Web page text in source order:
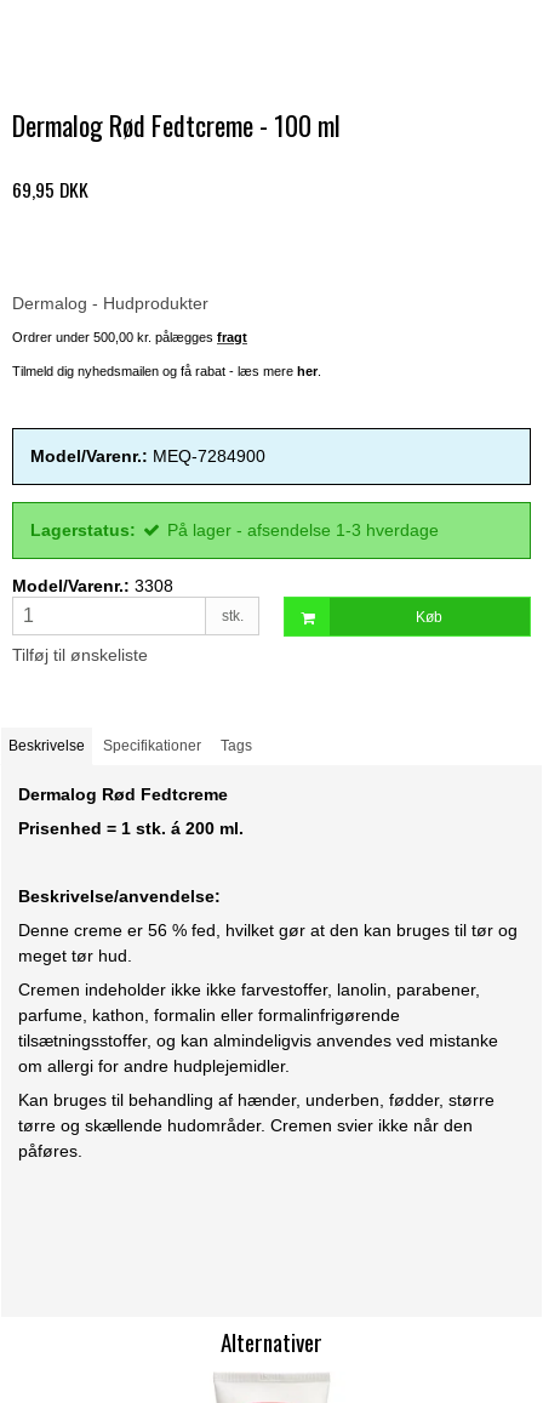
Dermalog Rød Fedtcreme - 100 ml
69,95 DKK
Dermalog - Hudprodukter
Ordrer under 500,00 kr. pålægges fragt
Tilmeld dig nyhedsmailen og få rabat - læs mere her.
Model/Varenr.: MEQ-7284900
Lagerstatus: På lager - afsendelse 1-3 hverdage
Model/Varenr.: 3308
stk. Køb
Tilføj til ønskeliste
Beskrivelse Specifikationer Tags
Dermalog Rød Fedtcreme
Prisenhed = 1 stk. á 200 ml.
Beskrivelse/anvendelse:
Denne creme er 56 % fed, hvilket gør at den kan bruges til tør og
meget tør hud.
Cremen indeholder ikke ikke farvestoffer, lanolin, parabener,
parfume, kathon, formalin eller formalinfrigørende
tilsætningsstoffer, og kan almindeligvis anvendes ved mistanke
om allergi for andre hudplejemidler.
Kan bruges til behandling af hænder, underben, fødder, større
tørre og skællende hudområder. Cremen svier ikke når den
påføres.
Alternativer